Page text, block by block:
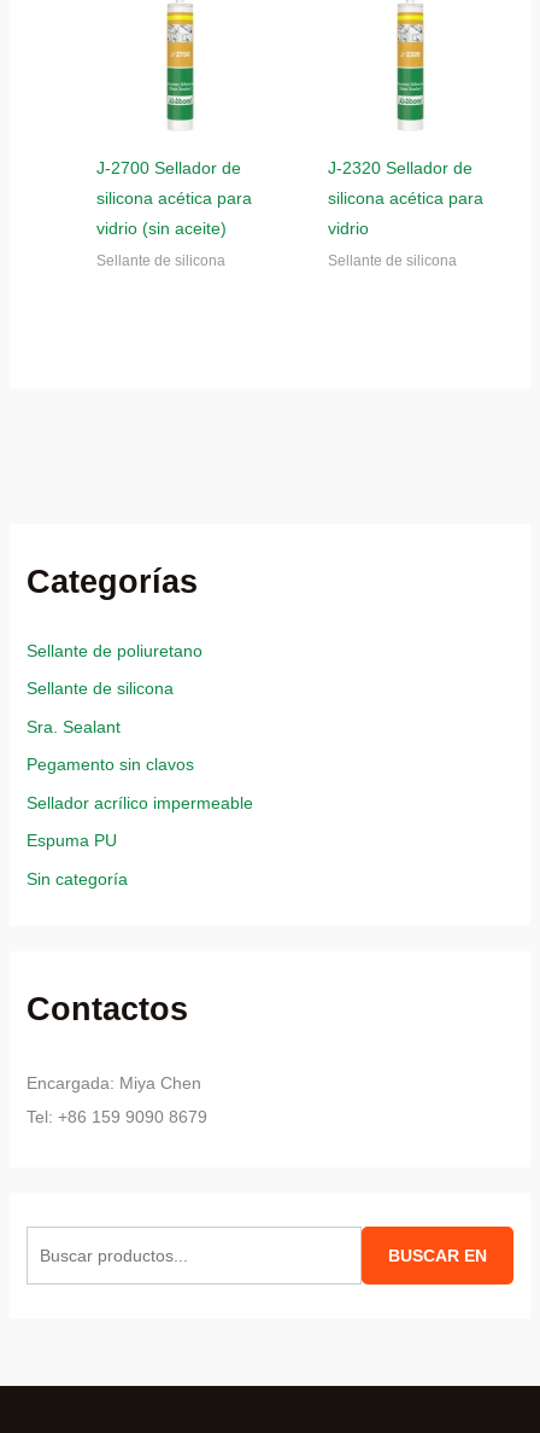
Categorías
Sellante de poliuretano
Sellante de silicona
Sra. Sealant
Pegamento sin clavos
Sellador acrílico impermeable
Espuma PU
Sin categoría
Contactos
Encargada: Miya Chen
Tel: +86 159 9090 8679
BUSCAR EN
J-2700 Sellador de
silicona acética para
vidrio (sin aceite)
Sellante de silicona
J-2320 Sellador de
silicona acética para
vidrio
Sellante de silicona